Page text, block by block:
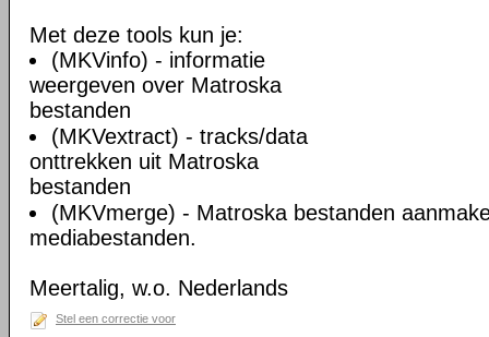
Met deze tools kun je:
(MKVinfo) - informatie
weergeven over Matroska
bestanden
(MKVextract) - tracks/data
onttrekken uit Matroska
bestanden
(MKVmerge) - Matroska bestanden
mediabestanden.
Meertalig, w.o. Nederlands
Stel een correctie voor